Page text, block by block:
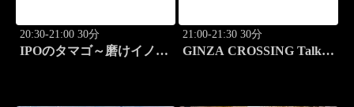
20:30-21:00 30分
IPOのタマゴ～磨けイノベ
21:00-21:30 30分
GINZA CROSSING Talk